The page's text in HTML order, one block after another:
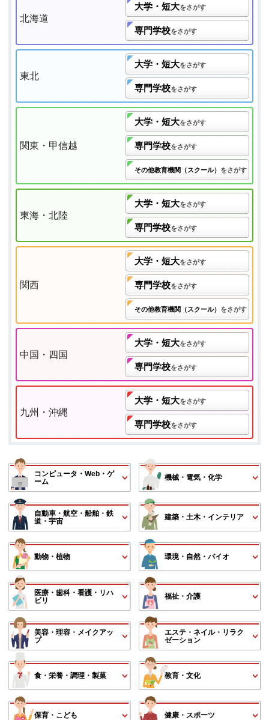
北海道
大学・短大をさがす
専門学校をさがす
東北
大学・短大をさがす
専門学校をさがす
関東・甲信越
大学・短大をさがす
専門学校をさがす
その他教育機関（スクール） をさがす
東海・北陸
大学・短大をさがす
専門学校をさがす
関西
大学・短大をさがす
専門学校をさがす
その他教育機関（スクール） をさがす
中国・四国
大学・短大をさがす
専門学校をさがす
九州・沖縄
大学・短大をさがす
専門学校をさがす
コンピュータ・Web・ゲ
ーム
機械・電気・化学
自動車・航空・船舶・鉄
道・宇宙
建築・土木・インテリア
動物・植物 環境・自然・バイオ
医療・歯科・看護・リハ
ビリ
福祉・介護
美容・理容・メイクアッ
プ
エステ・ネイル・リラク
ゼーション
食・栄養・調理・製菓 教育・文化
保育・こども 健康・スポーツ